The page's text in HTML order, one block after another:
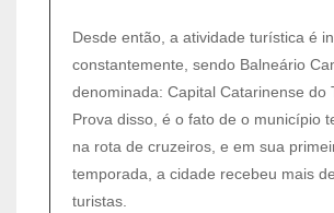
Desde então, a atividade turística é
constantemente, sendo Balneário
denominada: Capital Catarinense do
Prova disso, é o fato de o município
na rota de cruzeiros, e em sua
temporada, a cidade recebeu mais
turistas.